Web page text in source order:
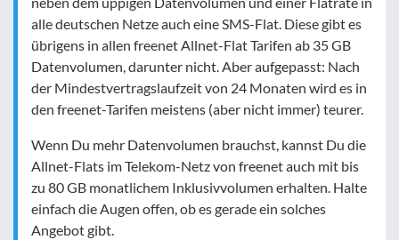
alle deutschen Netze auch eine SMS-Flat. Diese gibt es
übrigens in allen freenet Allnet-Flat Tarifen ab 35 GB
Datenvolumen, darunter nicht. Aber aufgepasst: Nach
der Mindestvertragslaufzeit von 24 Monaten wird es in
den freenet-Tarifen meistens (aber nicht immer) teurer.
Wenn Du mehr Datenvolumen brauchst, kannst Du die
Allnet-Flats im Telekom-Netz von freenet auch mit bis
zu 80 GB monatlichem Inklusivvolumen erhalten. Halte
einfach die Augen offen, ob es gerade ein solches
Angebot gibt.